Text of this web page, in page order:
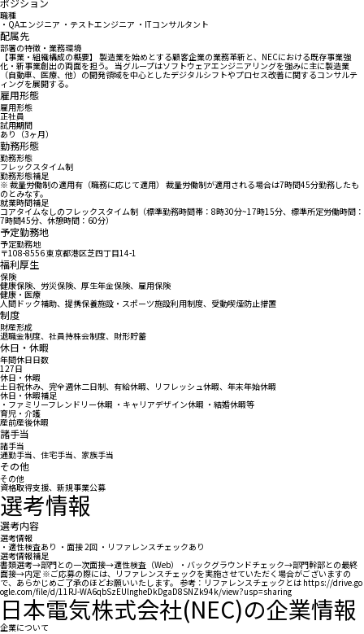
ポジション
職種
・QAエンジニア ・テストエンジニア ・ITコンサルタント
配属先
部署の特徴・業務環境
【事業・組織構成の概要】 製造業を始めとする顧客企業の業務革新と、NECにおける既存事業強
化・新事業創出の両面を担う。 当グループはソフトウェアエンジニアリングを強みに主に製造業
（自動車、医療、他）の開発領域を中心としたデジタルシフトやプロセス改善に関するコンサルテ
ィングを展開する。
雇用形態
雇用形態
正社員
試用期間
あり（3ヶ月）
勤務形態
勤務形態
フレックスタイム制
勤務形態補足
※ 裁量労働制の適用有（職務に応じて適用） 裁量労働制が適用される場合は7時間45分勤務したも
のとみなす。
就業時間補足
コアタイムなしのフレックスタイム制（標準勤務時間帯：8時30分~17時15分、標準所定労働時間：
7時間45分、休憩時間：60分）
予定勤務地
予定勤務地
〒108-8556 東京都港区芝四丁目14-1
福利厚生
保険
健康保険、労災保険、厚生年金保険、雇用保険
健康・医療
人間ドック補助、提携保養施設・スポーツ施設利用制度、受動喫煙防止措置
制度
財産形成
退職金制度、社員持株会制度、財形貯蓄
休日・休暇
年間休日日数
127日
休日・休暇
土日祝休み、完全週休二日制、有給休暇、リフレッシュ休暇、年末年始休暇
休日・休暇補足
・ファミリーフレンドリー休暇 ・キャリアデザイン休暇 ・結婚休暇等
育児・介護
産前産後休暇
諸手当
諸手当
通勤手当、住宅手当、家族手当
その他
その他
資格取得支援、新規事業公募
選考情報
選考内容
選考情報
・適性検査あり ・面接 2回 ・リファレンスチェックあり
選考情報補足
書類選考→部門との一次面接→適性検査（Web）・バックグラウンドチェック→部門幹部との最終
面接→内定 ※ご応募の際には、リファレンスチェックを実施させていただく場合がございますの
で、あらかじめご了承のほどお願いいたします。 参考：リファレンスチェックとは https://drive.go
ogle.com/file/d/11RJ-WA6qbSzEUlngheDkDgaD8SNZk94k/view?usp=sharing
日本電気株式会社(NEC)の企業情報
企業について